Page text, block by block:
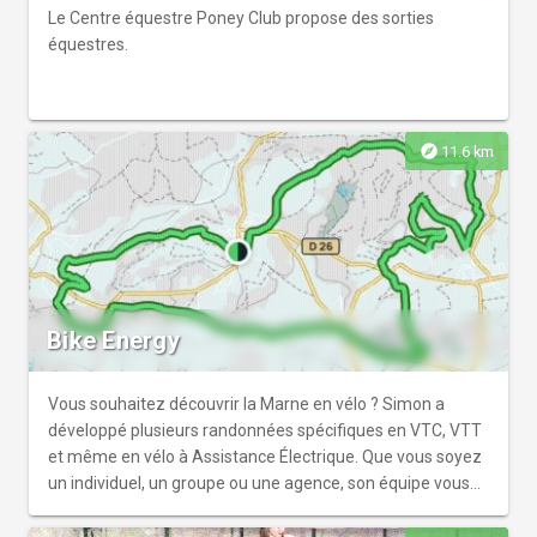
électrique serpente entre les espaces, dont une partie
passe sous les jeux des enfants. Enfin, à l’étage, la salle «
chaque mois ».
Le Centre équestre Poney Club propose des sorties
équestres.
explore 11.6 km
Bike Energy
Vous souhaitez découvrir la Marne en vélo ? Simon a
développé plusieurs randonnées spécifiques en VTC, VTT
et même en vélo à Assistance Électrique. Que vous soyez
un individuel, un groupe ou une agence, son équipe vous